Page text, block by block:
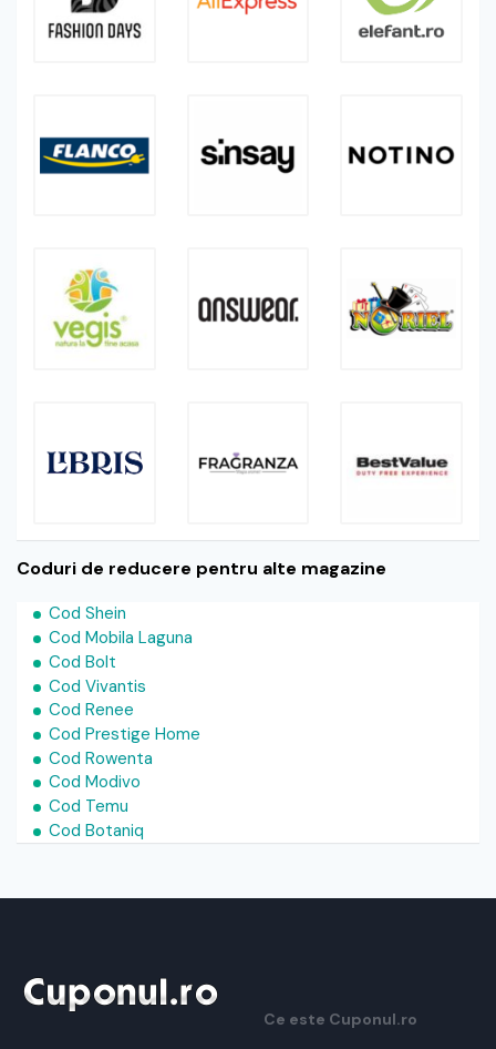
Coduri de reducere pentru alte magazine
Cod Shein
Cod Mobila Laguna
Cod Bolt
Cod Vivantis
Cod Renee
Cod Prestige Home
Cod Rowenta
Cod Modivo
Cod Temu
Cod Botaniq
Ce este Cuponul.ro